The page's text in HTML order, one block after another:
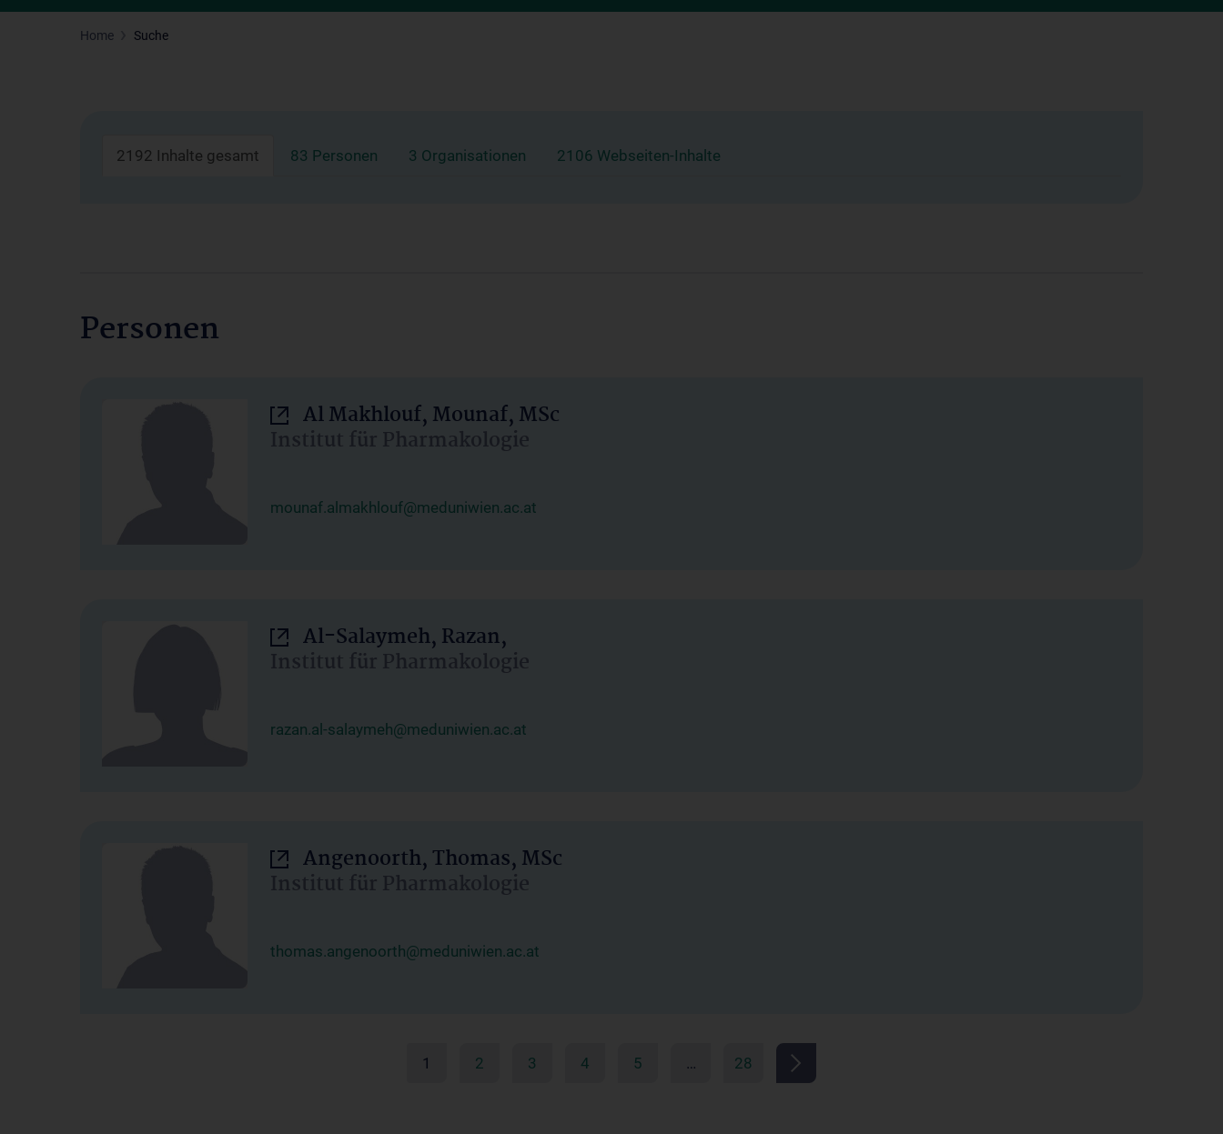
Home Suche
2192 Inhalte gesamt 83 Personen 3 Organisationen 2106 Webseiten-Inhalte
Personen
Al Makhlouf, Mounaf, MSc
Institut für Pharmakologie
mounaf.almakhlouf@meduniwien.ac.at
Al-Salaymeh, Razan,
Institut für Pharmakologie
razan.al-salaymeh@meduniwien.ac.at
Angenoorth, Thomas, MSc
Institut für Pharmakologie
thomas.angenoorth@meduniwien.ac.at
1 2 3 4 5 … 28